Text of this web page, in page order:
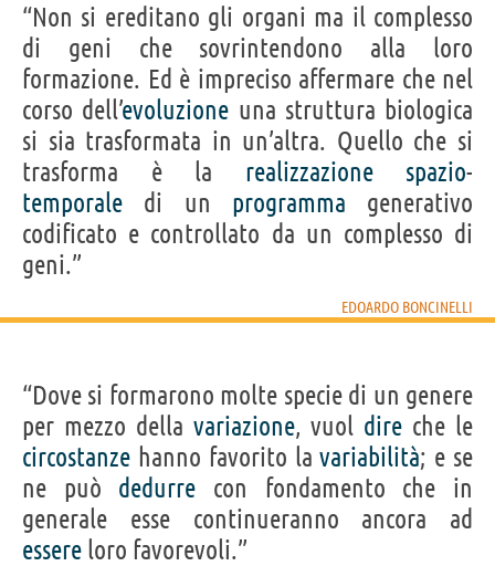
“Non si ereditano gli organi ma il complesso
di geni che sovrintendono alla loro
formazione. Ed è impreciso affermare che nel
corso dell’evoluzione una struttura biologica
si sia trasformata in un’altra. Quello che si
trasforma è la realizzazione spazio-
temporale di un programma generativo
codificato e controllato da un complesso di
geni.”
EDOARDO BONCINELLI
“Dove si formarono molte specie di un genere
per mezzo della variazione, vuol dire che le
circostanze hanno favorito lavariabilità; e se
ne può dedurre con fondamento che in
generale esse continueranno ancora ad
essere loro favorevoli.”